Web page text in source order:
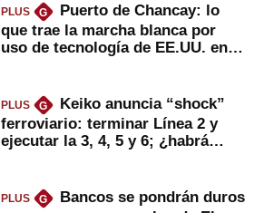
PLUS G
Puerto de Chancay: lo
que trae la marcha blanca por
uso de tecnología de EE.UU. en
PLUS G
Keiko anuncia “shock”
ferroviario: terminar Línea 2 y
ejecutar la 3, 4, 5 y 6; ¿habrá
PLUS G
Bancos se pondrán duros